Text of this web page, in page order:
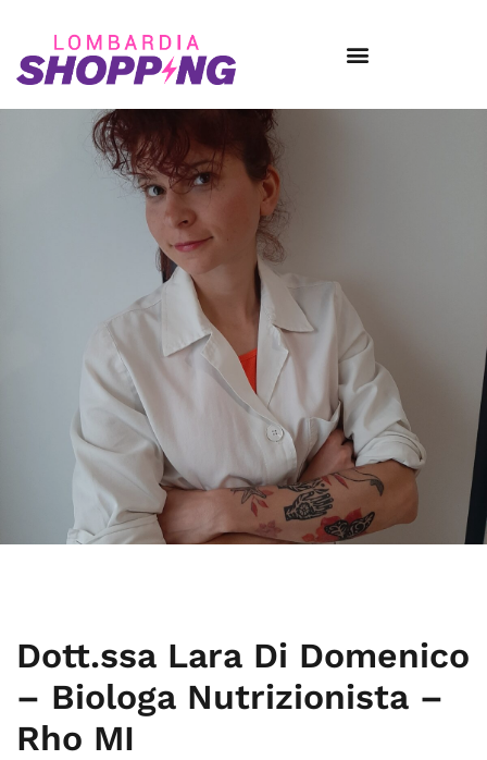
Dott.ssa Lara Di Domenico
– Biologa Nutrizionista –
Rho MI